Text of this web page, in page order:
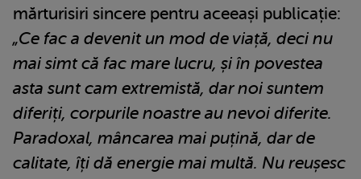
mărturisiri sincere pentru aceeași publicație:
„Ce fac a devenit un mod de viață, deci nu
mai simt că fac mare lucru, și în povestea
asta sunt cam extremistă, dar noi suntem
diferiți, corpurile noastre au nevoi diferite.
Paradoxal, mâncarea mai puțină, dar de
calitate, îți dă energie mai multă. Nu reușesc